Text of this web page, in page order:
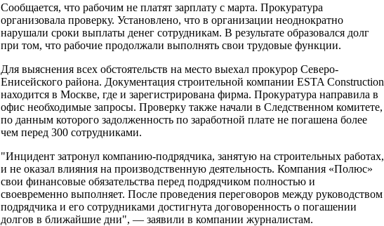
Сообщается, что рабочим не платят зарплату с марта. Прокуратура
организовала проверку. Установлено, что в организации неоднократно
нарушали сроки выплаты денег сотрудникам. В результате образовался долг
при том, что рабочие продолжали выполнять свои трудовые функции.
Для выяснения всех обстоятельств на место выехал прокурор Северо-
Енисейского района. Документация строительной компании ESTA Construction
находится в Москве, где и зарегистрирована фирма. Прокуратура направила в
офис необходимые запросы. Проверку также начали в Следственном комитете,
по данным которого задолженность по заработной плате не погашена более
чем перед 300 сотрудниками.
"Инцидент затронул компанию-подрядчика, занятую на строительных работах,
и не оказал влияния на производственную деятельность. Компания «Полюс»
свои финансовые обязательства перед подрядчиком полностью и
своевременно выполняет. После проведения переговоров между руководством
подрядчика и его сотрудниками достигнута договоренность о погашении
долгов в ближайшие дни", — заявили в компании журналистам.